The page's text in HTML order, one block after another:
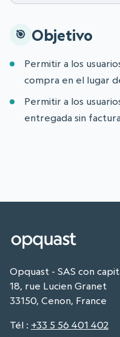
Objetivo
Permitir a los
compra en el lugar
Permitir a los
entregada sin
Opquast - SAS con
18, rue Lucien Granet
33150, Cenon, France
Tél : +33 5 56 401 402